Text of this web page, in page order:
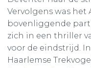
Vervolgens was het
bovenliggende
zich in een thriller
voor de eindstrijd.
Haarlemse